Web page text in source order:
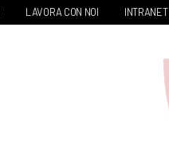
LAVORA CON NOI INTRANET